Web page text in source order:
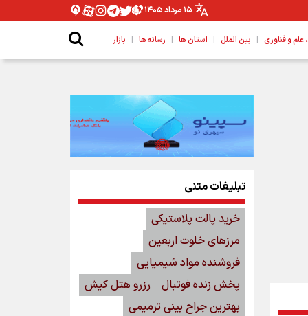
۱۵ مرداد ۱۴۰۵
و فناوری | بین الملل | استان ها | رسانه ها | بازار
تبلیغات متنی
خرید پالت پلاستیکی
مرزهای خلوت اربعین
فروشنده مواد شیمیایی
پخش زنده فوتبال
رزرو هتل کیش
بهترین جراح بینی ترمیمی